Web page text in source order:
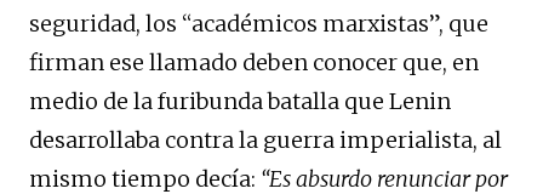
seguridad, los “académicos marxistas”, que
firman ese llamado deben conocer que, en
medio de la furibunda batalla que Lenin
desarrollaba contra la guerra imperialista, al
mismo tiempo decía: “Es absurdo renunciar por